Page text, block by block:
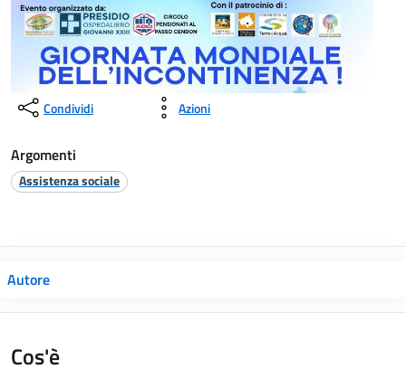
Condividi Azioni
Argomenti
Assistenza sociale
Autore
Cos'è